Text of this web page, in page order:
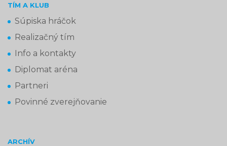
TÍM A KLUB
Súpiska hráčok
Realizačný tím
Info a kontakty
Diplomat aréna
Partneri
Povinné zverejňovanie
ARCHÍV